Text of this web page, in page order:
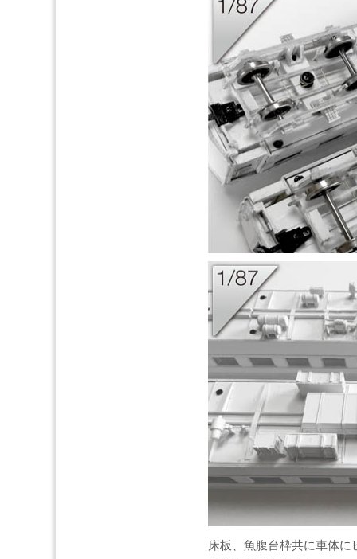
床板、魚腹台枠共に車体